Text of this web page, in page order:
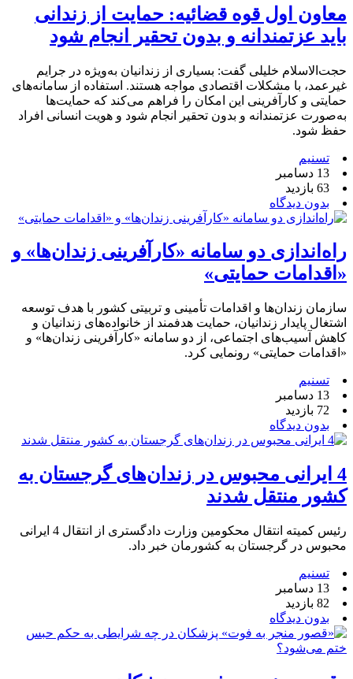
معاون اول قوه قضائیه: حمایت از زندانی
باید عزتمندانه و بدون تحقیر انجام شود
حجت‌الاسلام خلیلی گفت: بسیاری از زندانیان به‌ویژه در جرایم
غیرعمد، با مشکلات اقتصادی مواجه هستند. استفاده از سامانه‌های
حمایتی و کارآفرینی این امکان را فراهم می‌کند که حمایت‌ها
به‌صورت عزتمندانه و بدون تحقیر انجام شود و هویت انسانی افراد
حفظ شود.
تسنیم
13 دسامبر
63 بازدید
بدون دیدگاه
راه‌اندازی دو سامانه «کارآفرینی زندان‌ها» و
«اقدامات حمایتی»
سازمان زندان‌ها و اقدامات تأمینی و تربیتی کشور با هدف توسعه
اشتغال پایدار زندانیان، حمایت هدفمند از خانواده‌های زندانیان و
کاهش آسیب‌های اجتماعی، از دو سامانه «کارآفرینی زندان‌ها» و
«اقدامات حمایتی» رونمایی کرد.
تسنیم
13 دسامبر
72 بازدید
بدون دیدگاه
4 ایرانی محبوس در زندان‌های گرجستان به
کشور منتقل شدند
رئیس کمیته انتقال محکومین وزارت دادگستری از انتقال 4 ایرانی
محبوس در گرجستان به کشورمان خبر داد.
تسنیم
13 دسامبر
82 بازدید
بدون دیدگاه